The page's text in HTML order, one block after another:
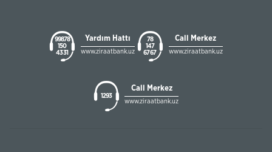
99878
150
43 31
Yardım Hattı
www.ziraatbank.uz
78
147
67 67
Call Merkez
www.ziraatbank.uz
1293
Call Merkez
www.ziraatbank.uz